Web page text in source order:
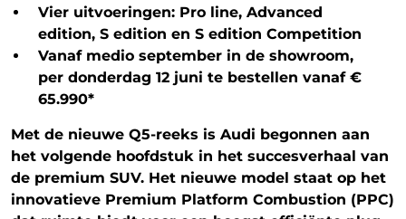
Vier uitvoeringen: Pro line, Advanced
edition, S edition en S edition Competition
Vanaf medio september in de showroom,
per donderdag 12 juni te bestellen vanaf €
65.990*
Met de nieuwe Q5-reeks is Audi begonnen aan
het volgende hoofdstuk in het succesverhaal van
de premium SUV. Het nieuwe model staat op het
innovatieve Premium Platform Combustion (PPC)